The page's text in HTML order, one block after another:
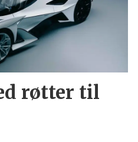
røtter til